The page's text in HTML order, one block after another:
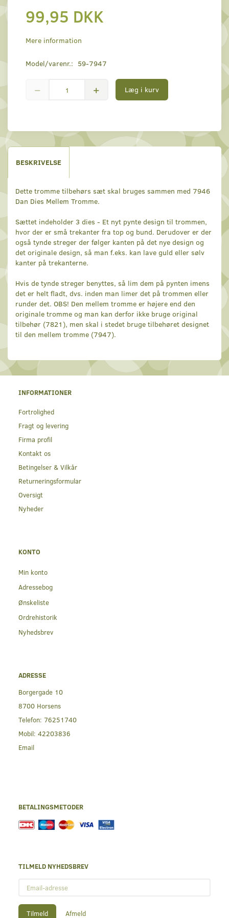
99,95 DKK
Mere information
Model/varenr.: 59-7947
Læg i kurv
BESKRIVELSE
Dette tromme tilbehørs sæt skal bruges sammen med 7946
Dan Dies Mellem Tromme.
Sættet indeholder 3 dies - Et nyt pynte design til trommen,
hvor der er små trekanter fra top og bund. Derudover er der
også tynde streger der følger kanten på det nye design og
det originale design, så man f.eks. kan lave guld eller sølv
kanter på trekanterne.
Hvis de tynde streger benyttes, så lim dem på pynten imens
det er helt fladt, dvs. inden man limer det på trommen eller
runder det. OBS! Den mellem tromme er højere end den
originale tromme og man kan derfor ikke bruge original
tilbehør (7821), men skal i stedet bruge tilbehøret designet
til den mellem tromme (7947).
INFORMATIONER
Fortrolighed
Fragt og levering
Firma profil
Kontakt os
Betingelser & Vilkår
Returneringsformular
Oversigt
Nyheder
KONTO
Min konto
Adressebog
Ønskeliste
Ordrehistorik
Nyhedsbrev
ADRESSE
Borgergade 10
8700 Horsens
Telefon: 76251740
Mobil: 42203836
Email
BETALINGSMETODER
TILMELD NYHEDSBREV
adresse
Tilmeld Afmeld